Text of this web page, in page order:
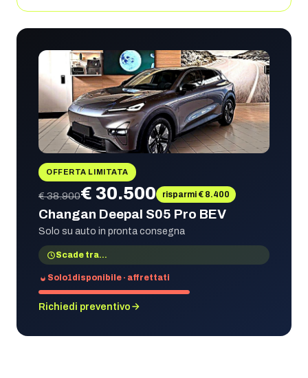
OFFERTA LIMITATA
€ 38.900€ 30.500 risparmi € 8.400
Changan Deepal S05 Pro BEV
Solo su auto in pronta consegna
Scade tra…
Solo1disponibile · affrettati
Richiedi preventivo